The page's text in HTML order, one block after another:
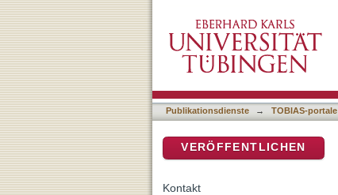
Publikationsdienste → TOBIAS-portale
VERÖFFENTLICHEN
Kontakt